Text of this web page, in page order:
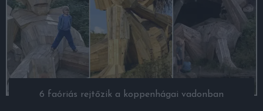
6 faóriás rejtőzik a koppenhágai vadonban